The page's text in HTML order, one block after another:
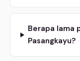
Berapa lama
Pasangkayu?